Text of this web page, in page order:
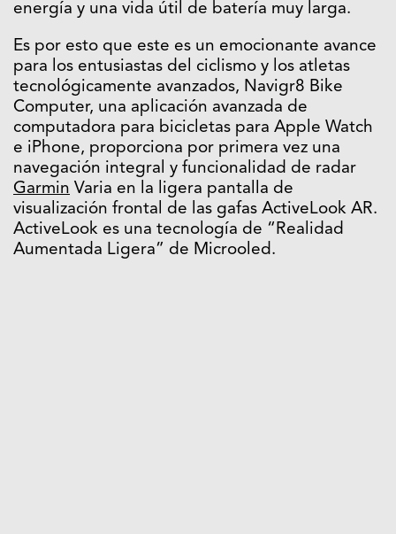
energía y una vida útil de batería muy larga.
Es por esto que este es un emocionante avance
para los entusiastas del ciclismo y los atletas
tecnológicamente avanzados, Navigr8 Bike
Computer, una aplicación avanzada de
computadora para bicicletas para Apple Watch
e iPhone, proporciona por primera vez una
navegación integral y funcionalidad de radar
Garmin Varia en la ligera pantalla de
visualización frontal de las gafas ActiveLook AR.
ActiveLook es una tecnología de “Realidad
Aumentada Ligera” de Microoled.